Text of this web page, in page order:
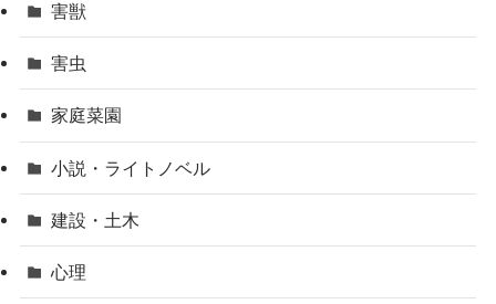
害獣
害虫
家庭菜園
小説・ライトノベル
建設・土木
心理